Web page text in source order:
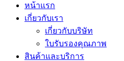
หน้าแรก
เกี่ยวกับเรา
เกี่ยวกับบริษัท
ใบรับรองคุณภาพ
สินค้าและบริการ